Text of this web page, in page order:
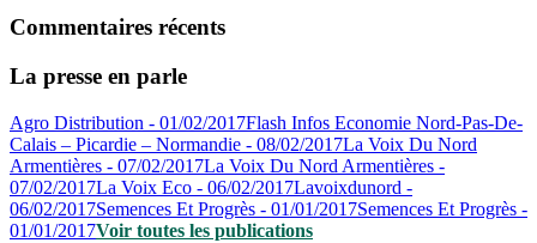
Commentaires récents
La presse en parle
Agro Distribution - 01/02/2017Flash Infos Economie Nord-Pas-De-
Calais – Picardie – Normandie - 08/02/2017La Voix Du Nord
Armentières - 07/02/2017La Voix Du Nord Armentières -
07/02/2017La Voix Eco - 06/02/2017Lavoixdunord -
06/02/2017Semences Et Progrès - 01/01/2017Semences Et Progrès -
01/01/2017Voir toutes les publications